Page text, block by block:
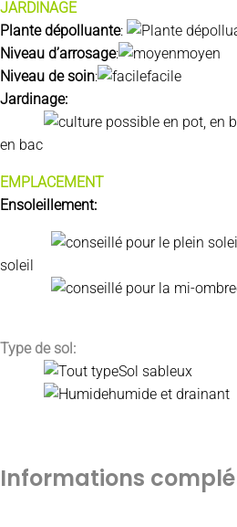
JARDINAGE
Plante dépolluante:
Niveau d’arrosage:
moyen
Niveau de soin:
facile
Jardinage:
en bac
EMPLACEMENT
Ensoleillement:
soleil
Type de sol:
Sol sableux
humide et drainant
Informations